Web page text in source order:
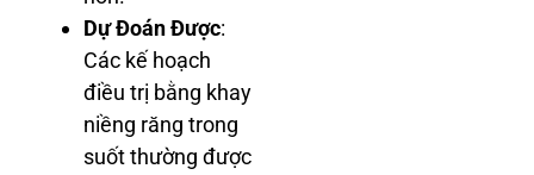
Dự Đoán Được:
Các kế hoạch
điều trị bằng khay
niềng răng trong
suốt thường được